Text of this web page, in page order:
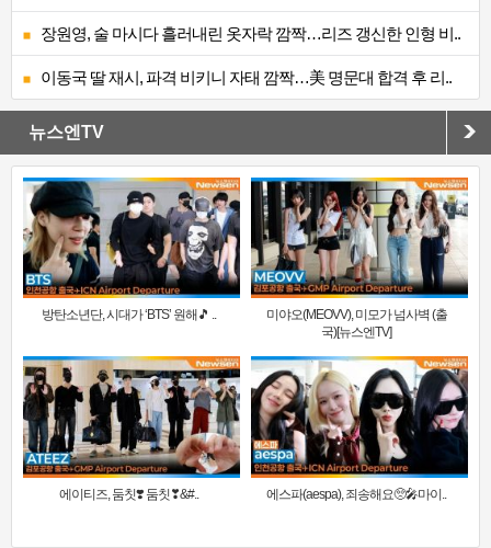
장원영, 술 마시다 흘러내린 옷자락 깜짝…리즈 갱신한 인형 비..
이동국 딸 재시, 파격 비키니 자태 깜짝…美 명문대 합격 후 리..
뉴스엔TV
방탄소년단, 시대가 ‘BTS’ 원해🎵 ..
미야오(MEOVV), 미모가 넘사벽 (출
국)[뉴스엔TV]
에이티즈, 둠칫❣️ 둠칫❣&#.. 에스파(aespa), 죄송해요🥺🎤마이..